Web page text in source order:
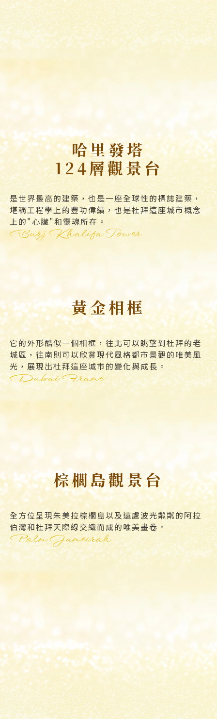
哈里發塔
124層觀景台
是世界最高的建築，也是一座全球性的標誌建築，
堪稱工程學上的豐功偉績，也是杜拜這座城市概念
上的"心臟"和靈魂所在。
Burj Khalifa Tower
黃金相框
它的外形酷似一個相框，往北可以眺望到杜拜的老
城區，往南則可以欣賞現代風格都市景觀的唯美風
光，展現出杜拜這座城市的變化與成長。
Dubai Frame
棕櫚島觀景台
全方位呈現朱美拉棕櫚島以及遠處波光粼粼的阿拉
伯灣和杜拜天際線交織而成的唯美畫卷。
Palm Jumeirah